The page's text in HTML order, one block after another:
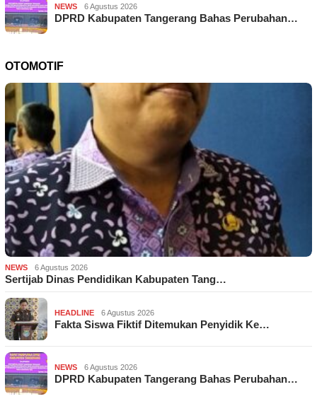
NEWS 6 Agustus 2026
DPRD Kabupaten Tangerang Bahas Perubahan…
OTOMOTIF
NEWS 6 Agustus 2026
Sertijab Dinas Pendidikan Kabupaten Tang…
HEADLINE 6 Agustus 2026
Fakta Siswa Fiktif Ditemukan Penyidik Ke…
NEWS 6 Agustus 2026
DPRD Kabupaten Tangerang Bahas Perubahan…